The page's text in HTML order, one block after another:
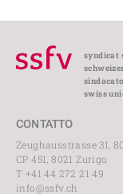
syndicat
swiss
CONTATTO
Zeughausstrasse 31,
CP 451, 8021 Zurigo
T +41 44 272 21 49
info@ssfv.ch